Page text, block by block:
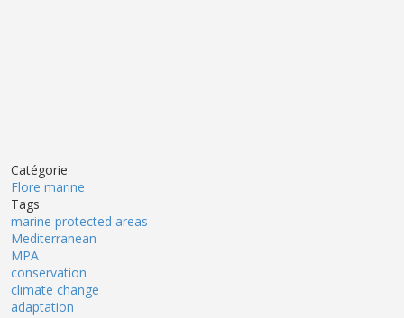
Catégorie
Flore marine
Tags
marine protected areas
Mediterranean
MPA
conservation
climate change
adaptation